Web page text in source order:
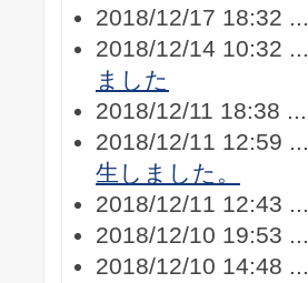
2018/12/17 18:32 ...
2018/12/14 10:32 ...
ました
2018/12/11 18:38 ...
2018/12/11 12:59 ...
生しました。
2018/12/11 12:43 ...
2018/12/10 19:53 ...
2018/12/10 14:48 ...